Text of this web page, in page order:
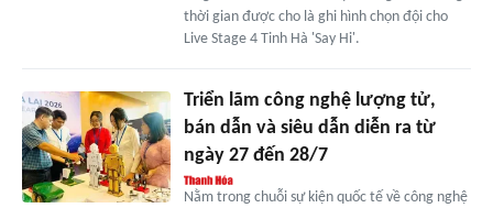
thời gian được cho là ghi hình chọn đội cho
Live Stage 4 Tinh Hà 'Say Hi'.
Triển lãm công nghệ lượng tử,
bán dẫn và siêu dẫn diễn ra từ
ngày 27 đến 28/7
Nằm trong chuỗi sự kiện quốc tế về công nghệ